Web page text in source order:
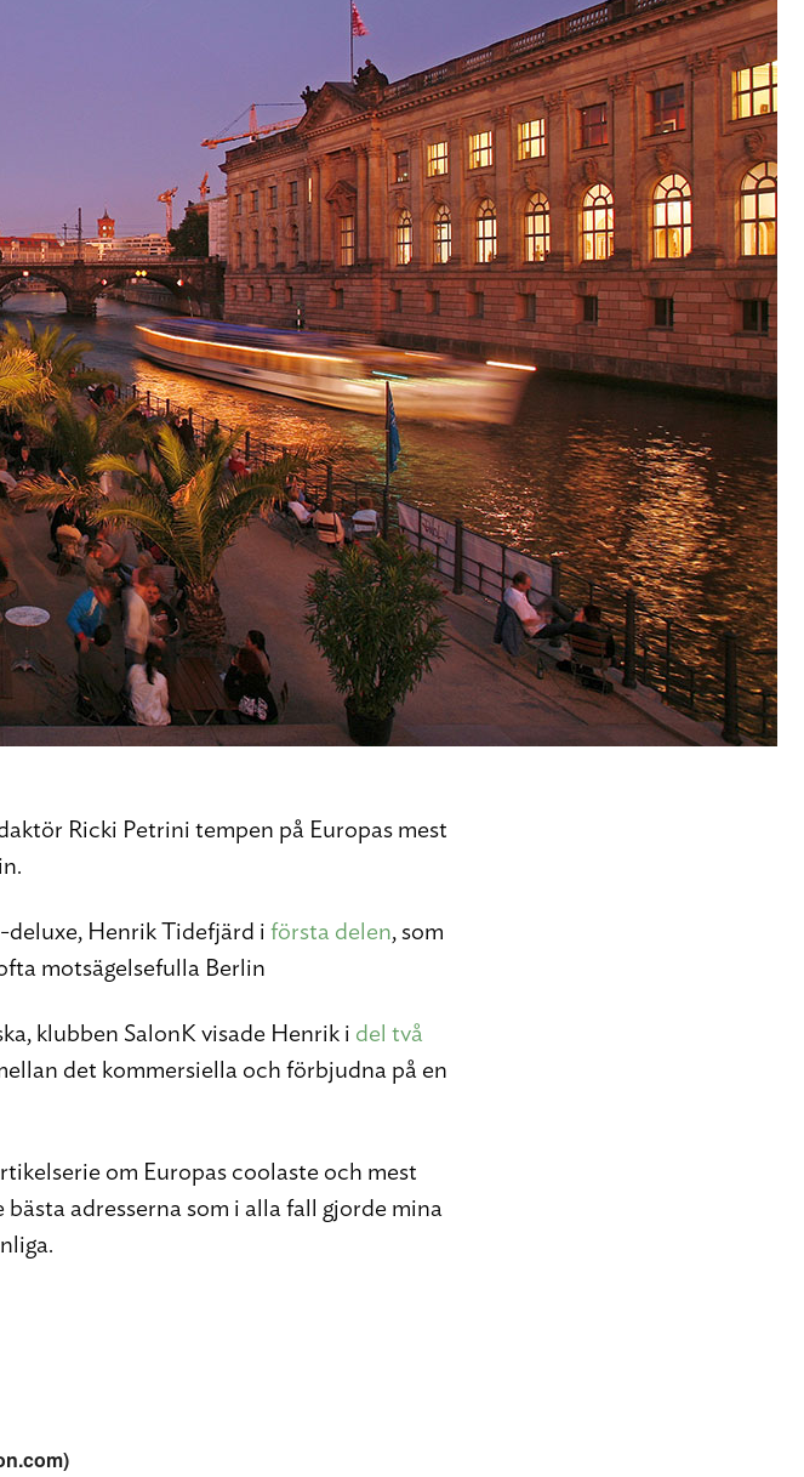
Ricki Petrini tempen på Europas mest
deluxe, Henrik Tidefjärd iförsta delen, som
motsägelsefulla Berlin
klubben SalonK visade Henrik i del två
det kommersiella och förbjudna på en
om Europas coolaste och mest
bästa adresserna som i alla fall gjorde mina